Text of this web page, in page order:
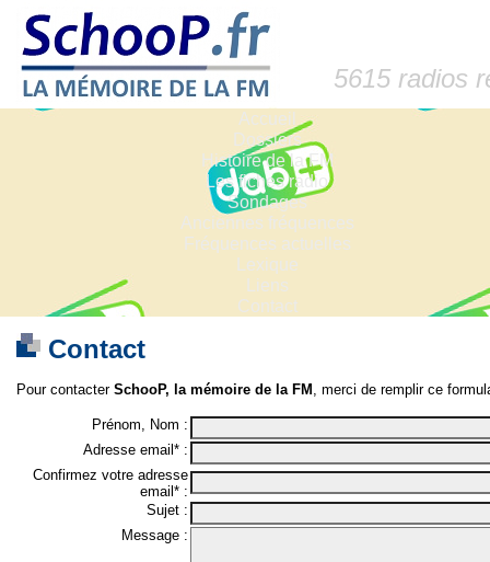
5615 radios
Accueil
Dossiers
Histoire de la FM
Les fiches radio
Sondages
Anciennes fréquences
Fréquences actuelles
Lexique
Liens
Contact
Contact
Pour contacter SchooP, la mémoire de la FM , merci de remplir ce
Prénom, Nom :
Adresse email* :
Confirmez votre adresse
email* :
Sujet :
Message :